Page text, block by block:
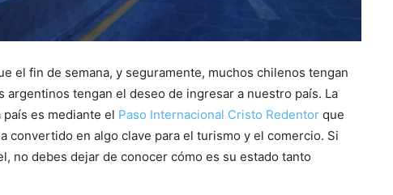
el fin de semana, y seguramente, muchos chilenos tengan
argentinos tengan el deseo de ingresar a nuestro país. La
país es mediante el Paso Internacional Cristo Redentor que
convertido en algo clave para el turismo y el comercio. Si
no debes dejar de conocer cómo es su estado tanto